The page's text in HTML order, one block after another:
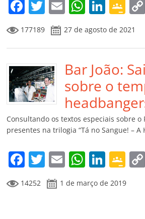
F
a
c
e
b
o
o
k
T
w
itt
er
E
m
ai
l
W
at
s
A
p
p
Li
n
k
e
dI
n
G
o
o
gl
e
Cl
a
ss
ro
o
m
177189 27 de agosto de 2021
Bar João:
sobre o
Consultando os textos especiais sobre o
presentes na trilogia “Tá no Sangue! – A
F
a
c
T
w
itt
E
m
ai
W
at
Li
n
k
G
o
o
14252 1 de março de 2019